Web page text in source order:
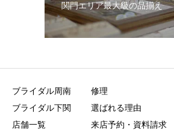
関門エリア最大級の品揃え
ブライダル周南
ブライダル下関
店舗一覧
修理
選ばれる理由
来店予約・資料請求